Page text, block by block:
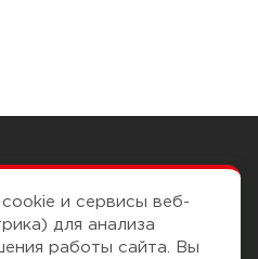
и сервисы веб-
для анализа
работы сайта. Вы